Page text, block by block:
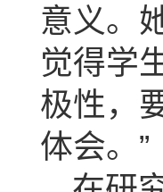
意义。
觉得学
极性，
体会。”